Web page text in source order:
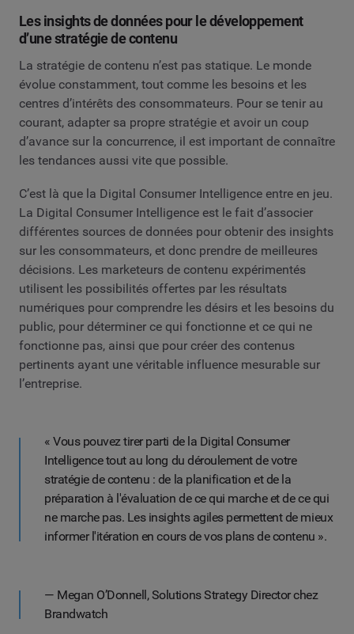
Les insights de données pour le développement
d’une stratégie de contenu
La stratégie de contenu n’est pas statique. Le monde
évolue constamment, tout comme les besoins et les
centres d’intérêts des consommateurs. Pour se tenir au
courant, adapter sa propre stratégie et avoir un coup
d’avance sur la concurrence, il est important de connaître
les tendances aussi vite que possible.
C’est là que la Digital Consumer Intelligence entre en jeu.
La Digital Consumer Intelligence est le fait d’associer
différentes sources de données pour obtenir des insights
sur les consommateurs, et donc prendre de meilleures
décisions. Les marketeurs de contenu expérimentés
utilisent les possibilités offertes par les résultats
numériques pour comprendre les désirs et les besoins du
public, pour déterminer ce qui fonctionne et ce qui ne
fonctionne pas, ainsi que pour créer des contenus
pertinents ayant une véritable influence mesurable sur
l’entreprise.
« Vous pouvez tirer parti de la Digital Consumer
Intelligence tout au long du déroulement de votre
stratégie de contenu : de la planification et de la
préparation à l'évaluation de ce qui marche et de ce qui
ne marche pas. Les insights agiles permettent de mieux
informer l'itération en cours de vos plans de contenu ».
— Megan O’Donnell, Solutions Strategy Director chez
Brandwatch